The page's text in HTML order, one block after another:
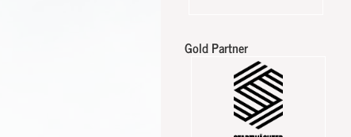
Gold Partner